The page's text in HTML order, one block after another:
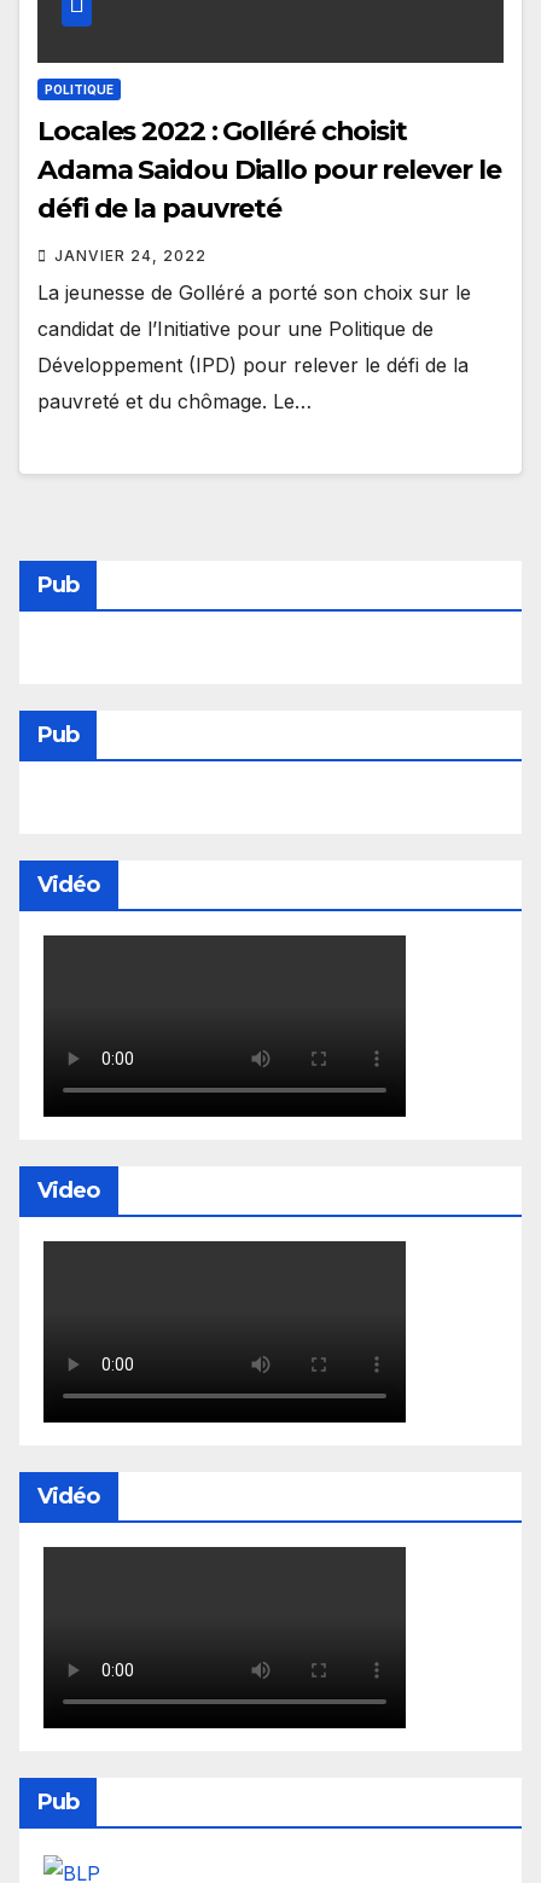
POLITIQUE
Locales 2022 : Golléré choisit
Adama Saidou Diallo pour relever le
défi de la pauvreté
JANVIER 24, 2022
La jeunesse de Golléré a porté son choix sur le
candidat de l’Initiative pour une Politique de
Développement (IPD) pour relever le défi de la
pauvreté et du chômage. Le…
Pub
Pub
Vidéo
Video
Vidéo
Pub